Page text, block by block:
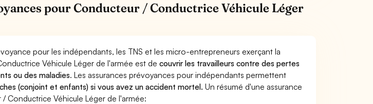
pour Conducteur / Conductrice Véhicule Léger
pour les indépendants, les TNS et les micro-entrepreneurs exerçant la
Véhicule Léger de l'armée est decouvrir les travailleurs contre des pertes
ou des maladies. Les assurances prévoyances pour indépendants permettent
(conjoint et enfants) si vous avez un accident mortel. Un résumé d'une assurance
Conductrice Véhicule Léger de l'armée: